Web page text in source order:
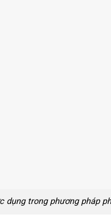
dụng trong phương pháp